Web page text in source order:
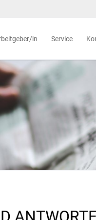
in
Service
Chancen-Gesetz
Service
Online-Services
Jobcenter-App
Lob,
Download-
Jobs für Sie
Wer hilft mir